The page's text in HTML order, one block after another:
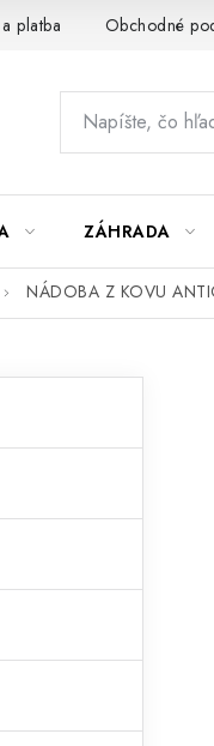
platba Obchodné
ZÁHRADA
NÁDOBA Z KOVU